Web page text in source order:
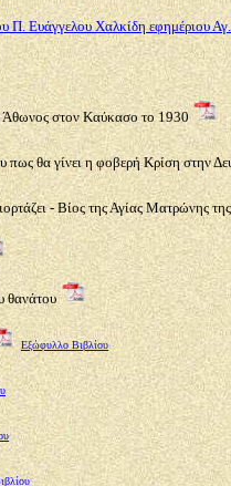
Π. Ευάγγελου Χαλκίδη εφημέριου
Άθωνος στον Καύκασο το 1930
πως θα γίνει η φοβερή Κρίση στην
- Βίος της Αγίας Ματρώνης
θανάτου
Εξώφυλλο Βιβλίου